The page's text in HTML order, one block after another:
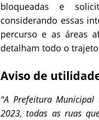
bloqueadas e
considerando essas
percurso e as áreas
detalham todo o
Aviso de
"A Prefeitura
2023, todas as ruas